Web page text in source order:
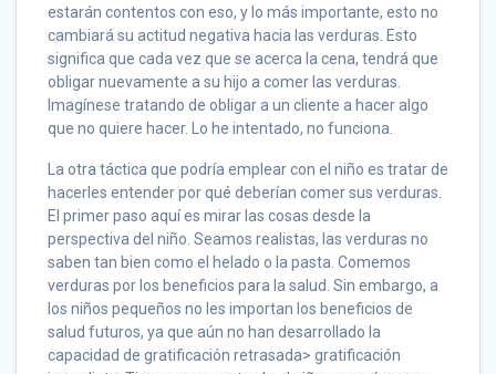
estarán contentos con eso, y lo más importante, esto no
cambiará su actitud negativa hacia las verduras. Esto
significa que cada vez que se acerca la cena, tendrá que
obligar nuevamente a su hijo a comer las verduras.
Imagínese tratando de obligar a un cliente a hacer algo
que no quiere hacer. Lo he intentado, no funciona.
La otra táctica que podría emplear con el niño es tratar de
hacerles entender por qué deberían comer sus verduras.
El primer paso aquí es mirar las cosas desde la
perspectiva del niño. Seamos realistas, las verduras no
saben tan bien como el helado o la pasta. Comemos
verduras por los beneficios para la salud. Sin embargo, a
los niños pequeños no les importan los beneficios de
salud futuros, ya que aún no han desarrollado la
capacidad de gratificación retrasada> gratificación